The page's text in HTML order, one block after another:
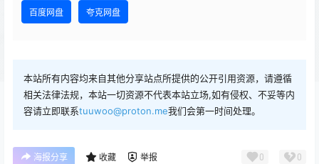
百度网盘 夸克网盘
本站所有内容均来自其他分享站点所提供的公开引用资源，请遵循
相关法律法规，本站一切资源不代表本站立场,如有侵权、不妥等内
容请立即联系tuuwoo@proton.me我们会第一时间处理。
海报分享 收藏 举报 0 0